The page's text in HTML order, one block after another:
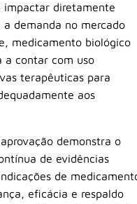
impactar diretamente
a demanda no mercado
medicamento biológico
a contar com uso
terapêuticas para
aos
demonstra o
de evidências
de
eficácia e respaldo